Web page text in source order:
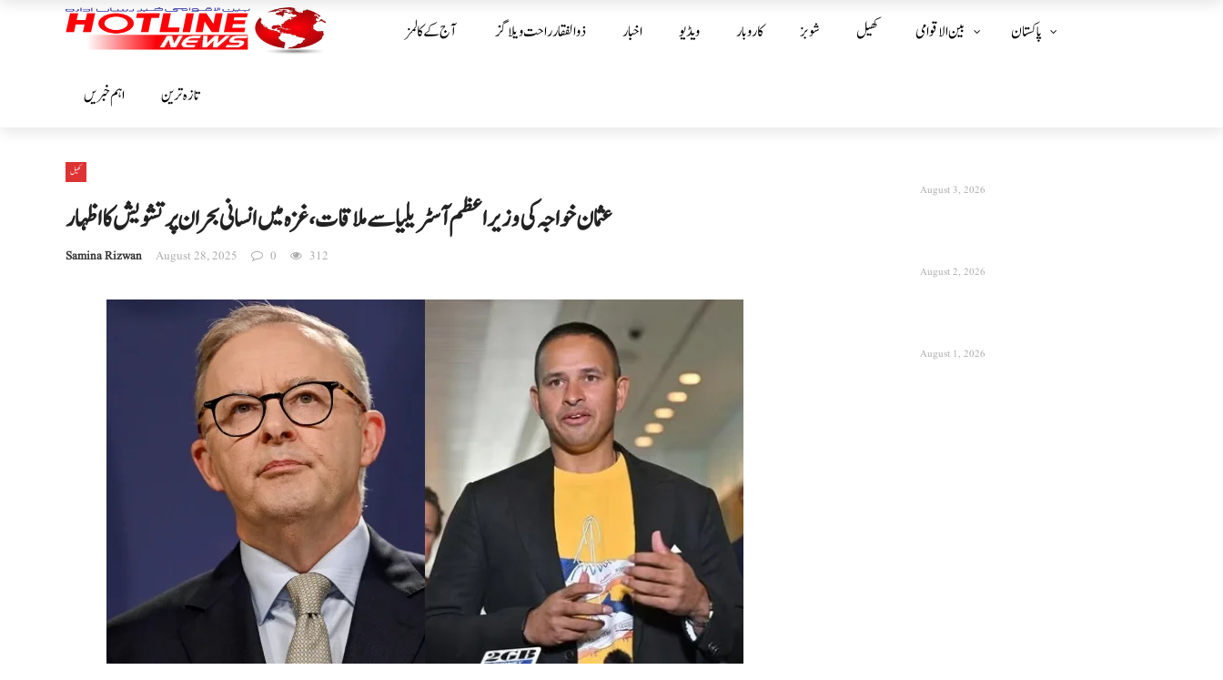
آج کے کالمز ذوالفقار راحت ویلاگز اخبار ویڈیو کاروبار شوبز کھیل بین الا قوامی پاکستان
اہم خبریں تازہ ترین
کھیل
عثمان خواجہ کی وزیراعظم آسٹریلیا سے ملاقات، غزہ میں انسانی بحران پر تشویش کا اظہار
Samina Rizwan August 28, 2025 0 312
August 3, 2026
August 2, 2026
August 1, 2026